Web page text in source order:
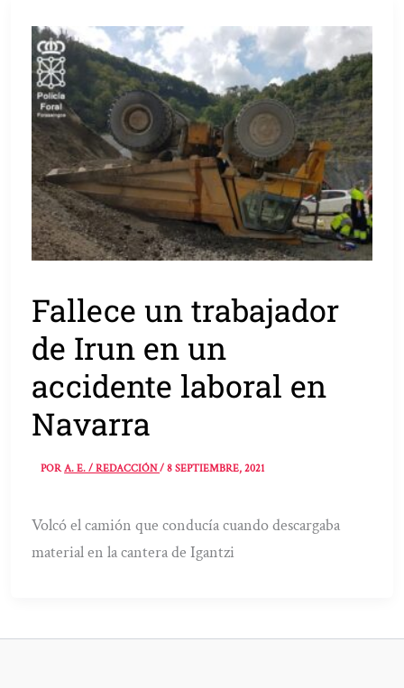
Fallece un trabajador
de Irun en un
accidente laboral en
Navarra
PORA. E. / REDACCIÓN/8 SEPTIEMBRE, 2021
Volcó el camión que conducía cuando descargaba
material en la cantera de Igantzi